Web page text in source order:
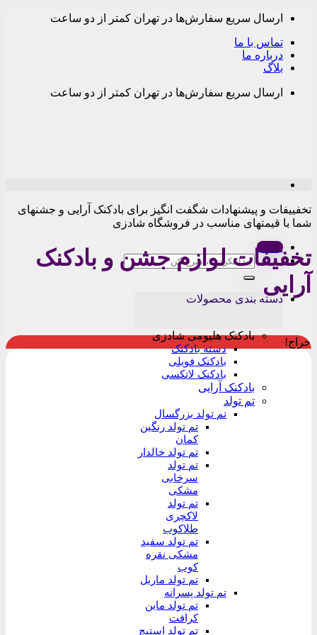
Skip
content
ارسال سریع سفارش‌ها در تهران کمتر از دو ساعت
تماس با ما
درباره ما
بلاگ
ارسال سریع سفارش‌ها در تهران کمتر از دو ساعت
Menu
جستجو
برای:
دسته بندی محصولات
بادکنک هلیومی شادزی
دسته بادکنک
بادکنک فویلی
بادکنک لاتکسی
بادکنک آرایی
تم تولد
تم تولد بزرگسال
تم تولد رنگین
کمان
تم تولد خالدار
تم تولد
سرخابی
مشکی
تم تولد
لاکچری
طلاکوب
تم تولد سفید
مشکی نقره
کوب
تم تولد ماربل
تم تولد پسرانه
تم تولد ماین
کرافت
تم تولد استیچ
تخفییفات و پیشنهادات شگفت انگیز برای بادکنک آرایی و جشنهای
شما با قیمتهای مناسب در فروشگاه شادزی
تخفیفات لوازم جشن و بادکنک
آرایی
حراج!